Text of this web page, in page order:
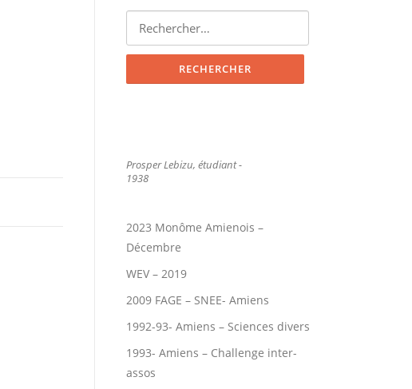
Rechercher :
Prosper Lebizu, étudiant -
1938
2023 Monôme Amienois –
Décembre
WEV – 2019
2009 FAGE – SNEE- Amiens
1992-93- Amiens – Sciences divers
1993- Amiens – Challenge inter-
assos